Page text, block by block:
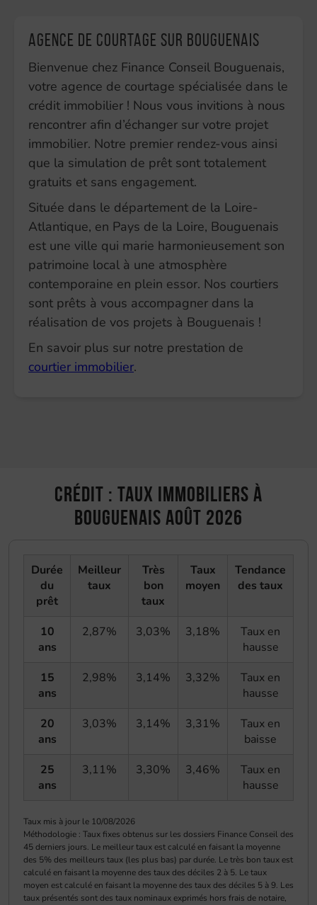
Agence de courtage sur Bouguenais
Bienvenue chez Finance Conseil Bouguenais,
votre agence de courtage spécialisée dans le
crédit immobilier ! Nous vous invitions à nous
rencontrer afin d’échanger sur votre projet
immobilier. Notre premier rendez-vous ainsi
que la simulation de prêt sont totalement
gratuits et sans engagement.
Située dans le département de la Loire-
Atlantique, en Pays de la Loire, Bouguenais
est une ville qui marie harmonieusement son
patrimoine local à une atmosphère
contemporaine en plein essor. Nos courtiers
sont prêts à vous accompagner dans la
réalisation de vos projets à Bouguenais !
En savoir plus sur notre prestation de
courtier immobilier.
Crédit : taux immobiliers à
Bouguenais août 2026
Durée
du
prêt
Meilleur
taux
Très
bon
taux
Taux
moyen
Tendance
des taux
10
ans
2,87% 3,03% 3,18%
Taux en
hausse
15
ans
2,98% 3,14% 3,32%
Taux en
hausse
20
ans
3,03% 3,14% 3,31%
Taux en
baisse
25
ans
3,11% 3,30% 3,46%
Taux en
hausse
Taux mis à jour le 10/08/2026
Méthodologie